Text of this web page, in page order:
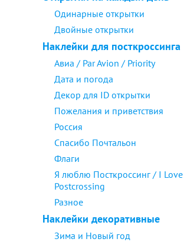
Одинарные открытки
Двойные открытки
Наклейки для посткроссинга
Авиа / Par Avion / Priority
Дата и погода
Декор для ID открытки
Пожелания и приветствия
Россия
Спасибо Почтальон
Флаги
Я люблю Посткроссинг / I Love
Postcrossing
Разное
Наклейки декоративные
Зима и Новый год